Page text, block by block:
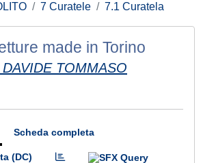
7 Curatele 7.1 Curatela
made in Torino
TOMMASO
Scheda completa
(DC)